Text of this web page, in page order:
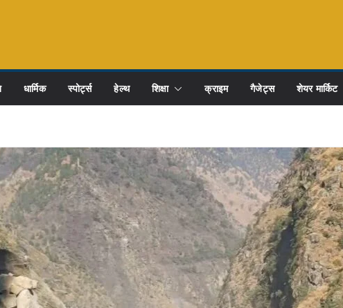
धार्मिक स्पोर्ट्स हेल्थ शिक्षा क्राइम गैजेट्स शेयर मार्किट